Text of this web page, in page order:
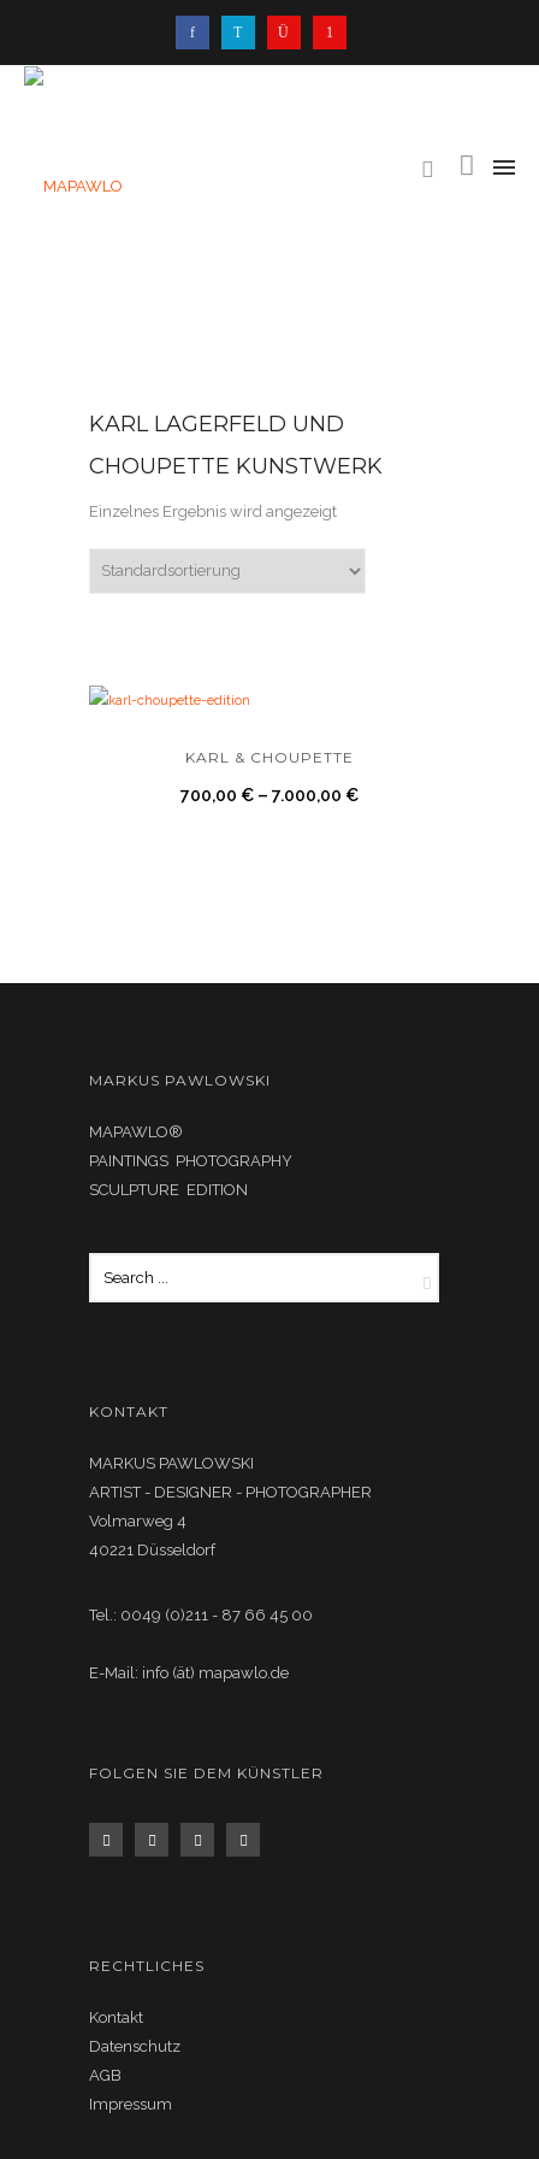
KARL LAGERFELD UND
CHOUPETTE KUNSTWERK
Einzelnes Ergebnis wird angezeigt
KARL & CHOUPETTE
700,00 € – 7.000,00 €
MARKUS PAWLOWSKI
MAPAWLO®
PAINTINGS PHOTOGRAPHY
SCULPTURE EDITION
KONTAKT
MARKUS PAWLOWSKI
ARTIST - DESIGNER - PHOTOGRAPHER
Volmarweg 4
40221 Düsseldorf
Tel.: 0049 (0)211 - 87 66 45 00
E-Mail: info (ät) mapawlo.de
FOLGEN SIE DEM KÜNSTLER
RECHTLICHES
Kontakt
Datenschutz
AGB
Impressum